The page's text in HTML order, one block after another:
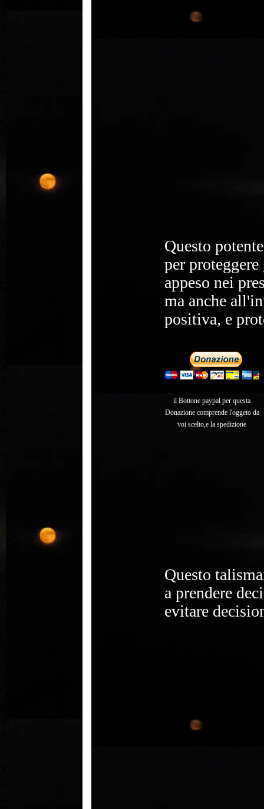
Questo
per
appeso nei
ma anche
positiva, e
il Bottone paypal per questa
Donazione comprende l'oggeto da
voi scelto,e la spedizione
Questo
a prendere
evitare